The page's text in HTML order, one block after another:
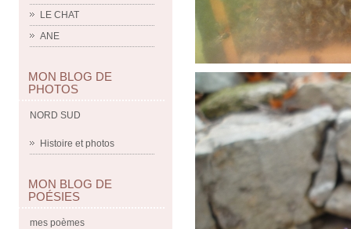
LE CHAT
ANE
MON BLOG DE
PHOTOS
NORD SUD
Histoire et photos
MON BLOG DE
POÉSIES
mes poèmes